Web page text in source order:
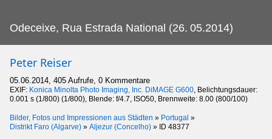
Odeceixe, Rua Estrada National (26. 05.2014)
Peter Reiser
05.06.2014, 405 Aufrufe, 0 Kommentare
EXIF: Konica Minolta Photo Imaging, Inc. DiMAGE G600, Belichtungsdauer:
0.001 s (1/800) (1/800), Blende: f/4.7, ISO50, Brennweite: 8.00 (800/100)
Bilder, Fotos und Impressionen aus Städten » Portugal »
Distrikt Faro (Algarve) » Aljezur (Concelho) » ID 48377